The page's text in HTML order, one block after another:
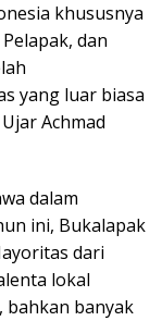
khususnya
dan
yang luar biasa
Achmad
dalam
ini, Bukalapak
dari
lokal
bahkan banyak